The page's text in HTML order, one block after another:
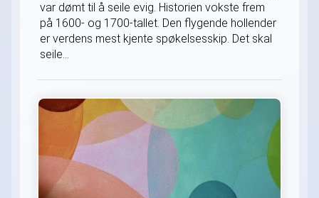
var dømt til å seile evig. Historien vokste frem
på 1600- og 1700-tallet. Den flygende hollender
er verdens mest kjente spøkelsesskip. Det skal
seile...